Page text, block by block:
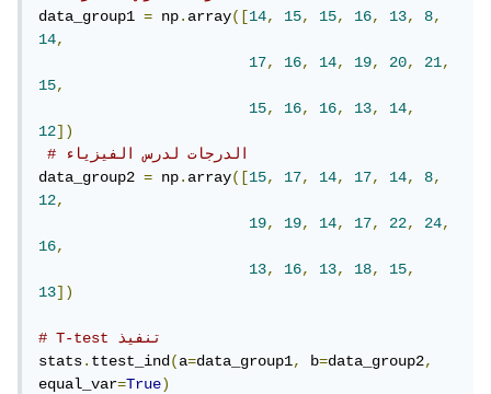
data_group1 = np.array([14, 15, 15, 16, 13, 8,
14,
17, 16, 14, 19, 20, 21,
15,
15, 16, 16, 13, 14,
12])
# الدرجات لدرس الفيزياء
data_group2 = np.array([15, 17, 14, 17, 14, 8,
12,
19, 19, 14, 17, 22, 24,
16,
13, 16, 13, 18, 15,
13])
# T-test تنفيذ
stats.ttest_ind(a=data_group1, b=data_group2,
equal_var=True)